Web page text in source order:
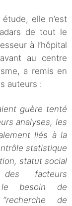
elle n’est
de tout le
à l’hôpital
au centre
a remis en
auteurs :
guère tenté
analyses, les
liés à la
statistique
statut social
facteurs
le besoin de
de